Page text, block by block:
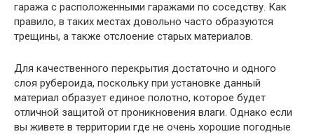
гаража с расположенными гаражами по соседству. Как
правило, в таких местах довольно часто образуются
трещины, а также отслоение старых материалов.
Для качественного перекрытия достаточно и одного
слоя рубероида, поскольку при установке данный
материал образует единое полотно, которое будет
отличной защитой от проникновения влаги. Однако если
вы живете в территории где не очень хорошие погодные